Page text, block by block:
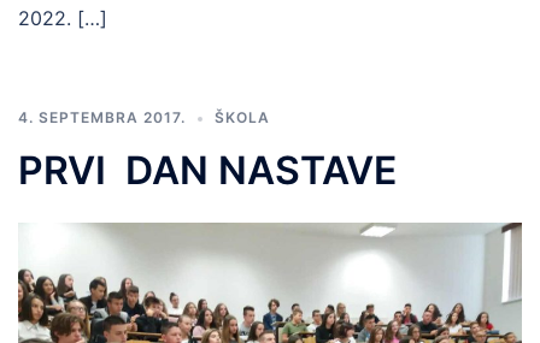
2022. […]
4. SEPTEMBRA 2017. ŠKOLA
PRVI DAN NASTAVE